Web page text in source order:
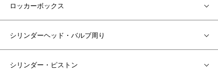
ロッカーボックス
シリンダーヘッド・バルブ周り
シリンダー・ピストン